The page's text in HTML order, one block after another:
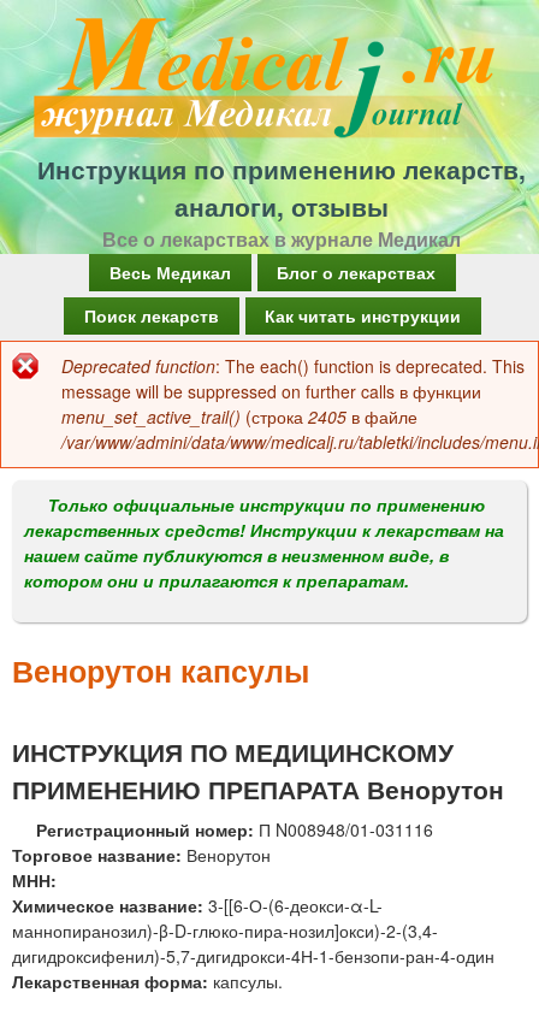
Перейти
к
основному
содержанию
Инструкция по применению лекарств,
аналоги, отзывы
Все о лекарствах в журнале Медикал
а
в
о
м
е
н
Весь Медикал
Блог о лекарствах
Поиск лекарств
Как читать инструкции
Сообщение
об
ошибке
Deprecated function: The each() function is deprecated. This
message will be suppressed on further calls в функции
menu_set_active_trail() (строка 2405 в файле
/var/www/admini/data/www/medicalj.ru/tabletki/includes/
Только официальные инструкции по применению
лекарственных средств! Инструкции к лекарствам на
нашем сайте публикуются в неизменном виде, в
котором они и прилагаются к препаратам.
Венорутон капсулы
ИНСТРУКЦИЯ ПО МЕДИЦИНСКОМУ
ПРИМЕНЕНИЮ ПРЕПАРАТА Венорутон
Регистрационный номер: П N008948/01-031116
Торговое название: Венорутон
МНН:
Химическое название: 3-[[6-О-(6-деокси-α-L-
маннопиранозил)-β-D-глюко-пира-нозил]окси)-2-(3,4-
дигидроксифенил)-5,7-дигидрокси-4Н-1-бензопи-ран-4-один
Лекарственная форма: капсулы.